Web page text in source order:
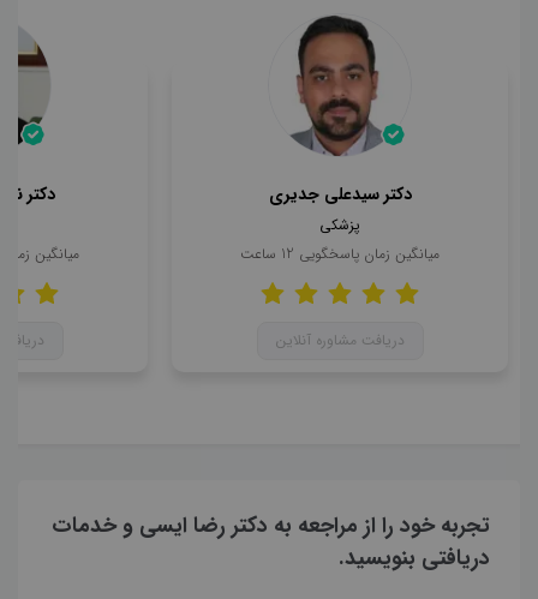
دکتر سیدعلی جدیری
پزشکی
میانگین زمان پاسخگویی 12 ساعت
دریافت مشاوره آنلاین
دکتر
میانگین
تجربه خود را از مراجعه به دکتر رضا ایسی و خدمات
دریافتی بنویسید.